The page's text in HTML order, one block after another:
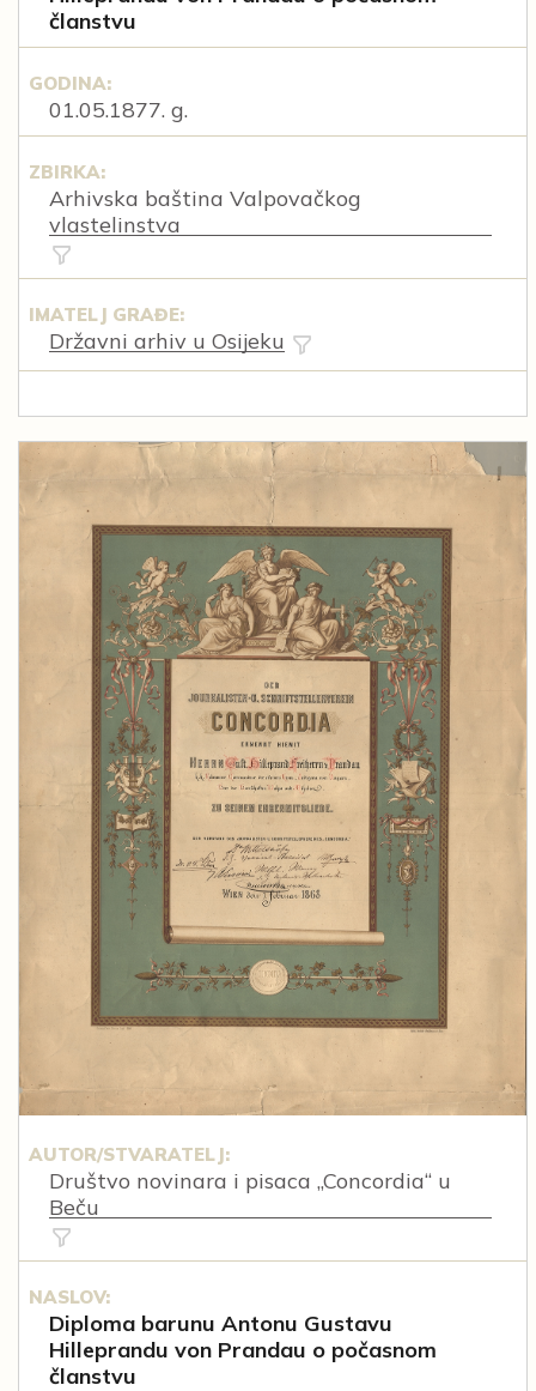
članstvu
GODINA:
01.05.1877. g.
ZBIRKA:
Arhivska baština Valpovačkog
vlastelinstva
IMATELJ GRAĐE:
Državni arhiv u Osijeku
AUTOR/STVARATELJ:
Društvo novinara i pisaca „Concordia“ u
Beču
NASLOV:
Diploma barunu Antonu Gustavu
Hilleprandu von Prandau o počasnom
članstvu